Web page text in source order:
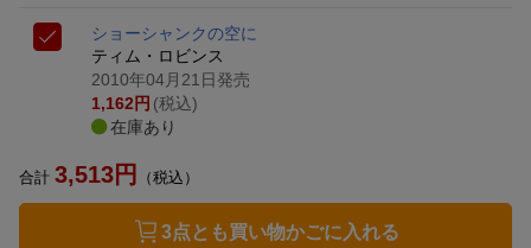
ショーシャンクの空に
ティム・ロビンス
2010年04月21日発売
1,162円 (税込)
在庫あり
合計 3,513円 （税込）
3点とも買い物かごに入れる